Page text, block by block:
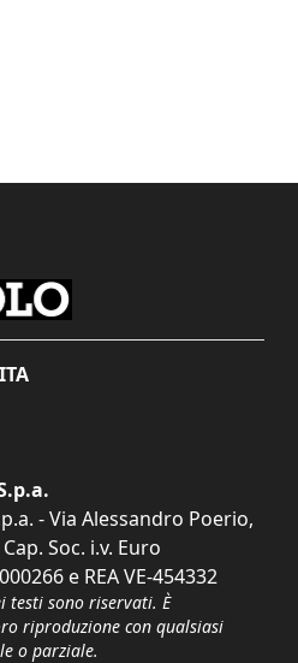
- Via Alessandro Poerio,
Soc. i.v. Euro
e REA VE-454332
sono riservati. È
riproduzione con qualsiasi
o parziale.